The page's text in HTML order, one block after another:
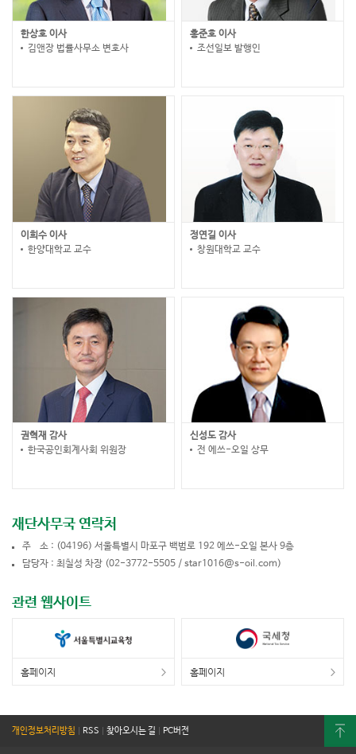
한상호 이사
김앤장 법률사무소 변호사
홍준호 이사
조선일보 발행인
이희수 이사
한양대학교 교수
정연길 이사
창원대학교 교수
권혁재 감사
한국공인회계사회 위원장
신성도 감사
전 에쓰-오일 상무
재단사무국 연락처
주 소
(04196) 서울특별시 마포구 백범로 192 에쓰-오일 본사 9층
담당자
최칠성 차장 (02-3772-5505 / star1016@s-oil.com)
관련 웹사이트
홈페이지 홈페이지
개인정보처리방침 RSS 찾아오시는 길 PC버전